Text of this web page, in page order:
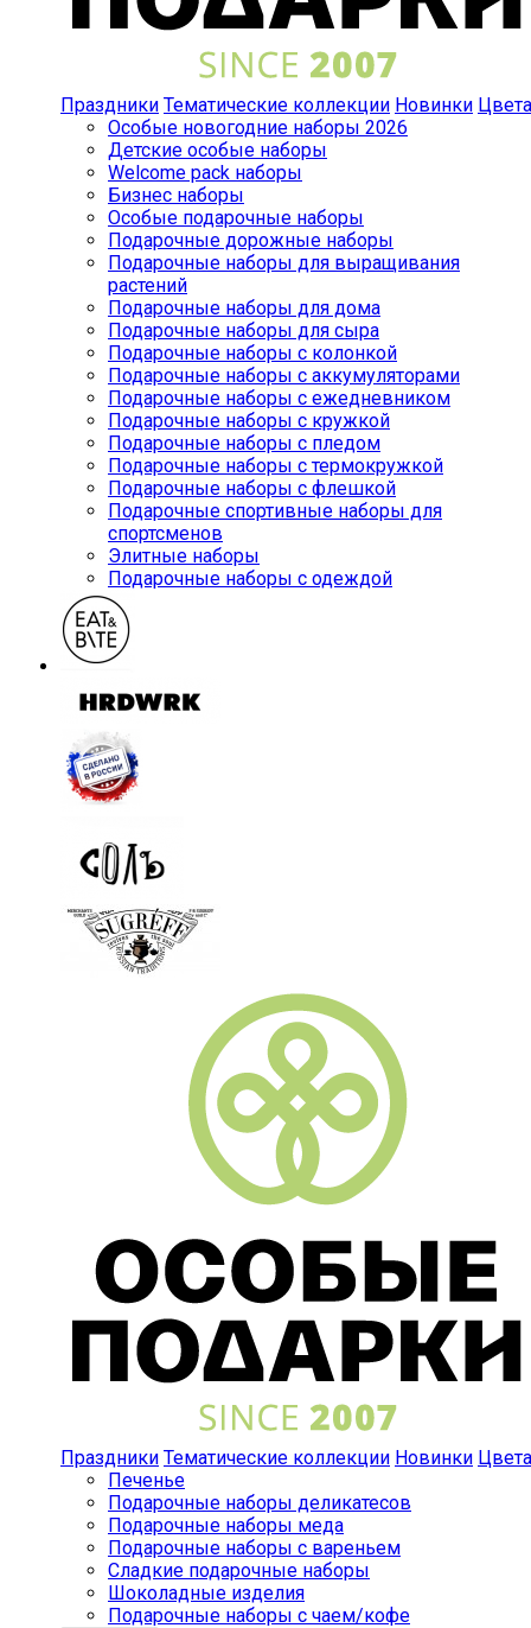
Праздники Тематические коллекции Новинки Цвета
Особые новогодние наборы 2026
Детские особые наборы
Welcome pack наборы
Бизнес наборы
Особые подарочные наборы
Подарочные дорожные наборы
Подарочные наборы для выращивания
растений
Подарочные наборы для дома
Подарочные наборы для сыра
Подарочные наборы с колонкой
Подарочные наборы с аккумуляторами
Подарочные наборы с ежедневником
Подарочные наборы с кружкой
Подарочные наборы с пледом
Подарочные наборы с термокружкой
Подарочные наборы с флешкой
Подарочные спортивные наборы для
спортсменов
Элитные наборы
Подарочные наборы с одеждой
Праздники Тематические коллекции Новинки Цвета
Печенье
Подарочные наборы деликатесов
Подарочные наборы меда
Подарочные наборы с вареньем
Сладкие подарочные наборы
Шоколадные изделия
Подарочные наборы с чаем/кофе